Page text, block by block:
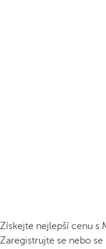
Získejte nejlepší cenu s
Zaregistrujte se nebo